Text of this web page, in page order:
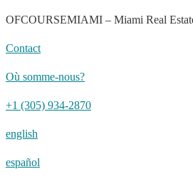
OFCOURSEMIAMI – Miami Real
Contact
Où somme-nous?
+1 (305) 934-2870
english
español